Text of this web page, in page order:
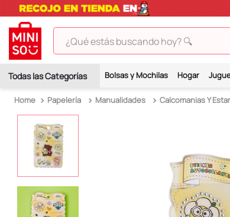
¿Qué estás buscando hoy? 🔍
Bolsas y Mochilas Hogar
Papelería Manualidades Calcomanias Y
2.
hello kitty
chiikawas
tomatodo
harry potter